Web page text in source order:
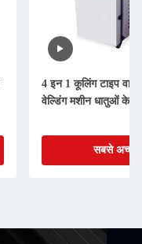
4 इन 1 कूलिंग टाइप
वेल्डिंग मशीन धातुओं के
सबसे अच्छी